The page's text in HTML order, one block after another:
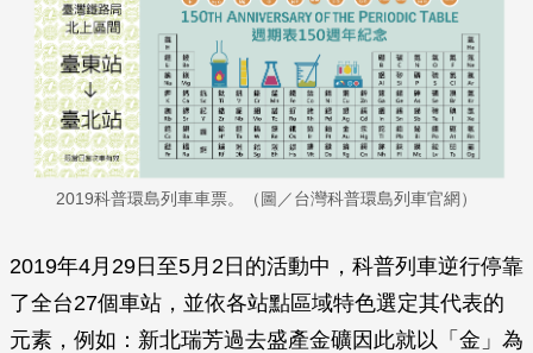
2019科普環島列車車票。（圖／台灣科普環島列車官網）
2019年4月29日至5月2日的活動中，科普列車逆行停靠
了全台27個車站，並依各站點區域特色選定其代表的
元素，例如：新北瑞芳過去盛產金礦因此就以「金」為